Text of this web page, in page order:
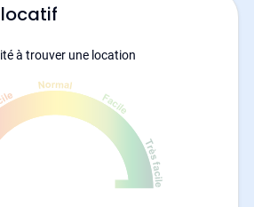
à trouver une location